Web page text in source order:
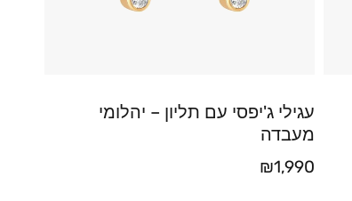
עגילי ג'יפסי עם תליון – יהלומי
מעבדה
₪1,990